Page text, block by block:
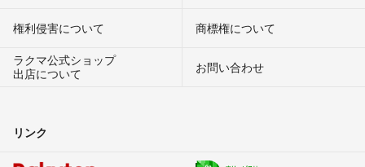
権利侵害について
商標権について
ラクマ公式ショップ
出店について
お問い合わせ
リンク